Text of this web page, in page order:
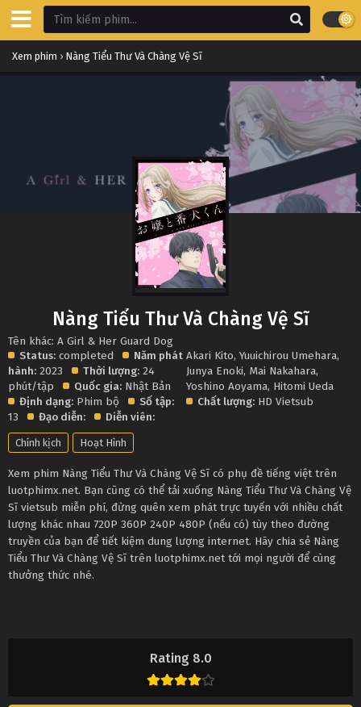
Xem phim › Nàng Tiểu Thư Và Chàng Vệ Sĩ
Rating 8.0
Nàng Tiểu Thư Và Chàng Vệ Sĩ
Tên khác: A Girl & Her Guard Dog
Status: completed
Năm phát
hành: 2023 Thời lượng: 24
phút/tập
Quốc gia: Nhật Bản
Định dạng: Phim bộ
Số tập:
13
Đạo diễn: Diễn viên:
Akari Kito,Yuuichirou Umehara,
Junya Enoki, Mai Nakahara,
Yoshino Aoyama, Hitomi Ueda
Chất lượng: HD Vietsub
Chính kịch Hoạt Hình
Xem phim Nàng Tiểu Thư Và Chàng Vệ Sĩ có phụ đề tiếng việt trên
luotphimx.net. Bạn cũng có thể tải xuống Nàng Tiểu Thư Và Chàng Vệ
Sĩ vietsub miễn phí, đừng quên xem phát trực tuyến với nhiều chất
lượng khác nhau 720P 360P 240P 480P (nếu có) tùy theo đường
truyền của bạn để tiết kiệm dung lượng internet. Hãy chia sẻ Nàng
Tiểu Thư Và Chàng Vệ Sĩ trên luotphimx.net tới mọi người để cùng
thưởng thức nhé.